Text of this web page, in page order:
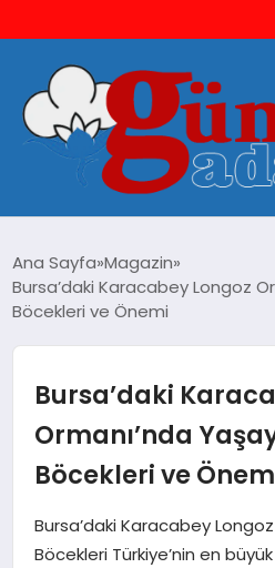
GÜNCEL
SAĞLIK
SPOR
Ana Sayfa Magazin
Bursa’daki Karacabey Longoz
Böcekleri ve Önemi
Bursa’daki
Ormanı’nda
Böcekleri ve
Bursa’daki Karacabey
Böcekleri Türkiye’nin en